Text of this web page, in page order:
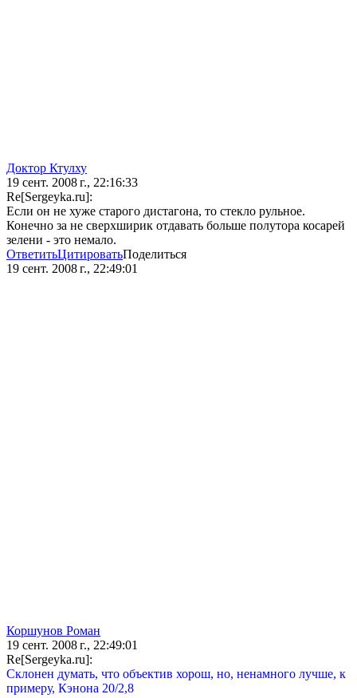
Доктор Ктулху
19 сент. 2008 г., 22:16:33
Re[Sergeyka.ru]:
Если он не хуже старого дистагона, то стекло рульное.
Конечно за не сверхширик отдавать больше полутора косарей
зелени - это немало.
ОтветитьЦитироватьПоделиться
19 сент. 2008 г., 22:49:01
Коршунов Роман
19 сент. 2008 г., 22:49:01
Re[Sergeyka.ru]:
Склонен думать, что объектив хорош, но, ненамного лучше, к
примеру, Кэнона 20/2,8